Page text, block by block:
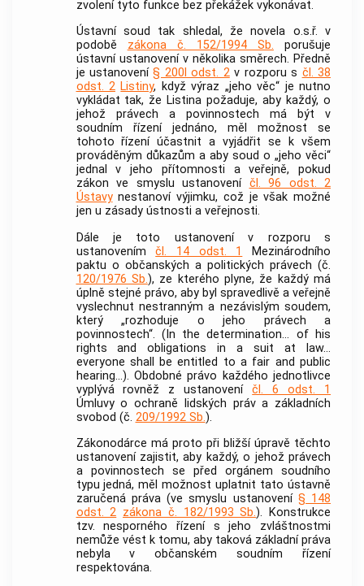
zvolení tyto funkce bez překážek vykonávat.
Ústavní soud tak shledal, že novela o.s.ř. v
podobě zákona č. 152/1994 Sb. porušuje
ústavní ustanovení v několika směrech. Předně
je ustanovení§ 200l odst. 2v rozporu s čl. 38
odst. 2 Listiny, když výraz „jeho věc“ je nutno
vykládat tak, že Listina požaduje, aby každý, o
jehož právech a povinnostech má být v
soudním řízení jednáno, měl možnost se
tohoto řízení účastnit a vyjádřit se k všem
prováděným důkazům a aby soud o „jeho věci“
jednal v jeho přítomnosti a veřejně, pokud
zákon ve smyslu ustanovení čl. 96 odst. 2
Ústavynestanoví výjimku, což je však možné
jen u zásady ústnosti a veřejnosti.
Dále je toto ustanovení v rozporu s
ustanovenímčl. 14 odst. 1
Mezinárodního
paktu o občanských a politických právech (č.
120/1976 Sb.), ze kterého plyne, že každý má
úplně stejné právo, aby byl spravedlivě a veřejně
vyslechnut nestranným a nezávislým soudem,
který „rozhoduje o jeho právech a
povinnostech“. (In the determination... of his
rights and obligations in a suit at law...
everyone shall be entitled to a fair and public
hearing...). Obdobné právo každého jednotlivce
vyplývá rovněž z ustanoveníčl. 6 odst. 1
Úmluvy o ochraně lidských práv a základních
svobod (č. 209/1992 Sb.).
Zákonodárce má proto při bližší úpravě těchto
ustanovení zajistit, aby každý, o jehož právech
a povinnostech se před orgánem soudního
typu jedná, měl možnost uplatnit tato ústavně
zaručená práva (ve smyslu ustanovení § 148
odst. 2 zákona č. 182/1993 Sb.). Konstrukce
tzv. nesporného řízení s jeho zvláštnostmi
nemůže vést k tomu, aby taková základní práva
nebyla v občanském soudním řízení
respektována.